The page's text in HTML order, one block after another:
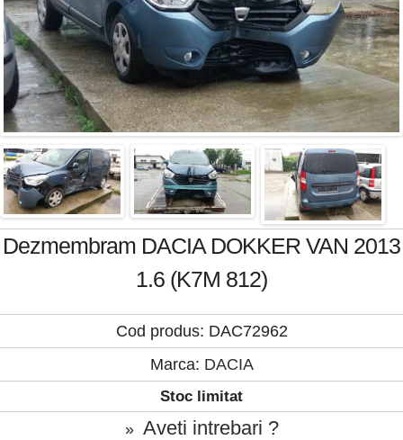
Dezmembram DACIA DOKKER VAN 2013
1.6 (K7M 812)
Cod produs: DAC72962
Marca: DACIA
Stoc limitat
» Aveti intrebari ?